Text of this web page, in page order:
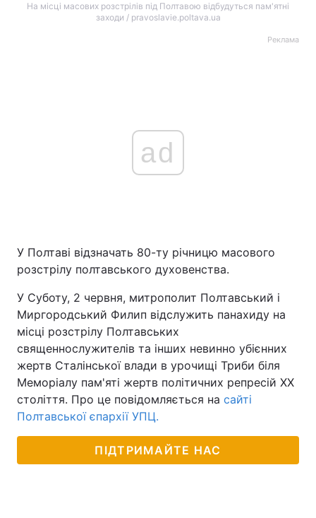
Головна Війна
Україна Політика
Економіка Світ
Спорт
Техно і зв'язок
Інциденти
На місці масових розстрілів під Полтавою відбудуться пам'ятні
заходи / pravoslavie.poltava.ua
Реклама
ad
У Полтаві відзначать 80-ту річницю масового
розстрілу полтавського духовенства.
У Суботу, 2 червня, митрополит Полтавський і
Миргородський Филип відслужить панахиду на
місці розстрілу Полтавських
священнослужителів та інших невинно убієнних
жертв Сталінської влади в урочищі Триби біля
Меморіалу пам'яті жертв політичних репресій ХХ
століття. Про це повідомляється на сайті
Полтавської єпархії УПЦ.
ПІДТРИМАЙТЕ НАС